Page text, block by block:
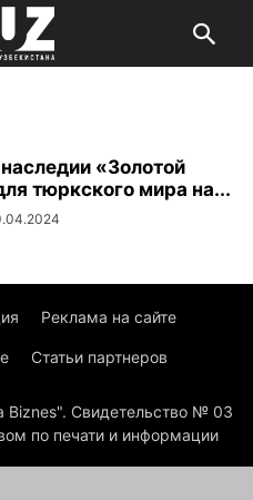
«Золотой
тюркского мира на...
Реклама на сайте
Статьи партнеров
Свидетельство № 03
по печати и информации